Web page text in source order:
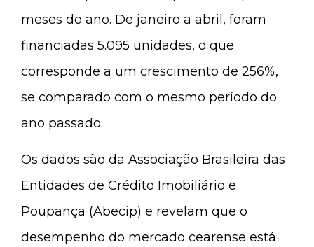
meses do ano. De janeiro a abril, foram
financiadas 5.095 unidades, o que
corresponde a um crescimento de 256%,
se comparado com o mesmo período do
ano passado.
Os dados são da Associação Brasileira das
Entidades de Crédito Imobiliário e
Poupança (Abecip) e revelam que o
desempenho do mercado cearense está